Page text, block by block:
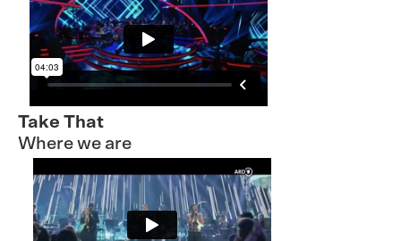
Take That
Where we are